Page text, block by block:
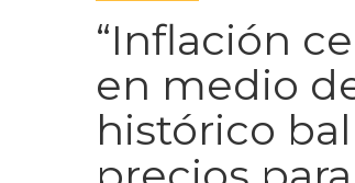
“Inflación
en medio
histórico